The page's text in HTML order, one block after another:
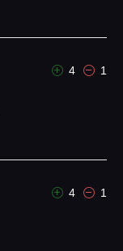
4 1
4 1